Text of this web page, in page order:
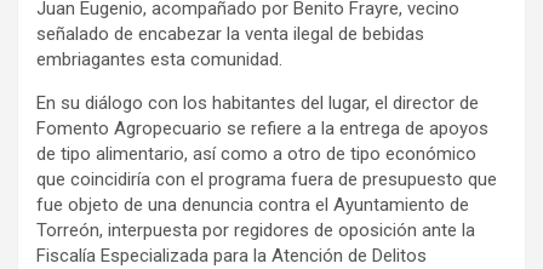
Juan Eugenio, acompañado por Benito Frayre, vecino
señalado de encabezar la venta ilegal de bebidas
embriagantes esta comunidad.
En su diálogo con los habitantes del lugar, el director de
Fomento Agropecuario se refiere a la entrega de apoyos
de tipo alimentario, así como a otro de tipo económico
que coincidiría con el programa fuera de presupuesto que
fue objeto de una denuncia contra el Ayuntamiento de
Torreón, interpuesta por regidores de oposición ante la
Fiscalía Especializada para la Atención de Delitos